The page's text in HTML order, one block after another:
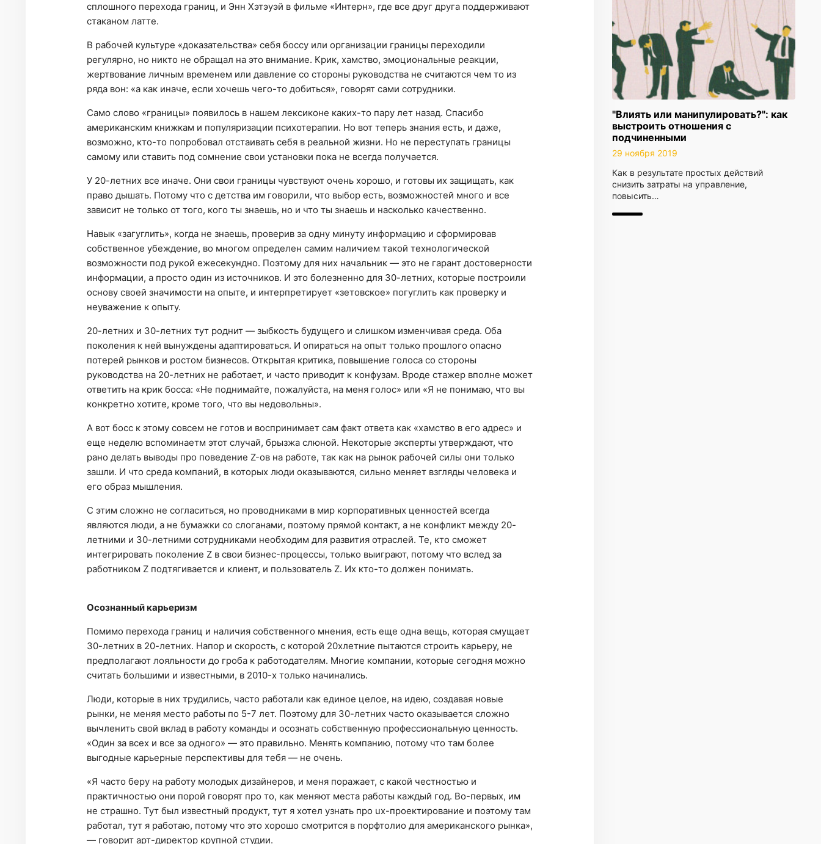
"Влиять или манипулировать?": как
выстроить отношения с
подчиненными
29 ноября 2019
Как в результате простых действий
снизить затраты на управление,
повысить…
сплошного перехода границ, и Энн Хэтэуэй в фильме «Интерн», где все друг друга поддерживают
стаканом латте.
В рабочей культуре «доказательства» себя боссу или организации границы переходили
регулярно, но никто не обращал на это внимание. Крик, хамство, эмоциональные реакции,
жертвование личным временем или давление со стороны руководства не считаются чем то из
ряда вон: «а как иначе, если хочешь чего-то добиться», говорят сами сотрудники.
Само слово «границы» появилось в нашем лексиконе каких-то пару лет назад. Спасибо
американским книжкам и популяризации психотерапии. Но вот теперь знания есть, и даже,
возможно, кто-то попробовал отстаивать себя в реальной жизни. Но не переступать границы
самому или ставить под сомнение свои установки пока не всегда получается.
У 20-летних все иначе. Они свои границы чувствуют очень хорошо, и готовы их защищать, как
право дышать. Потому что с детства им говорили, что выбор есть, возможностей много и все
зависит не только от того, кого ты знаешь, но и что ты знаешь и насколько качественно.
Навык «загуглить», когда не знаешь, проверив за одну минуту информацию и сформировав
собственное убеждение, во многом определен самим наличием такой технологической
возможности под рукой ежесекундно. Поэтому для них начальник — это не гарант достоверности
информации, а просто один из источников. И это болезненно для 30-летних, которые построили
основу своей значимости на опыте, и интерпретирует «зетовское» погуглить как проверку и
неуважение к опыту.
20-летних и 30-летних тут роднит — зыбкость будущего и слишком изменчивая среда. Оба
поколения к ней вынуждены адаптироваться. И опираться на опыт только прошлого опасно
потерей рынков и ростом бизнесов. Открытая критика, повышение голоса со стороны
руководства на 20-летних не работает, и часто приводит к конфузам. Вроде стажер вполне может
ответить на крик босса: «Не поднимайте, пожалуйста, на меня голос» или «Я не понимаю, что вы
конкретно хотите, кроме того, что вы недовольны».
А вот босс к этому совсем не готов и воспринимает сам факт ответа как «хамство в его адрес» и
еще неделю вспоминаетм этот случай, брызжа слюной. Некоторые эксперты утверждают, что
рано делать выводы про поведение Z-ов на работе, так как на рынок рабочей силы они только
зашли. И что среда компаний, в которых люди оказываются, сильно меняет взгляды человека и
его образ мышления.
С этим сложно не согласиться, но проводниками в мир корпоративных ценностей всегда
являются люди, а не бумажки со слоганами, поэтому прямой контакт, а не конфликт между 20-
летними и 30-летними сотрудниками необходим для развития отраслей. Те, кто сможет
интегрировать поколение Z в свои бизнес-процессы, только выиграют, потому что вслед за
работником Z подтягивается и клиент, и пользователь Z. Их кто-то должен понимать.
Осознанный карьеризм
Помимо перехода границ и наличия собственного мнения, есть еще одна вещь, которая смущает
30-летних в 20-летних. Напор и скорость, с которой 20хлетние пытаются строить карьеру, не
предполагают лояльности до гроба к работодателям. Многие компании, которые сегодня можно
считать большими и известными, в 2010-х только начинались.
Люди, которые в них трудились, часто работали как единое целое, на идею, создавая новые
рынки, не меняя место работы по 5-7 лет. Поэтому для 30-летних часто оказывается сложно
вычленить свой вклад в работу команды и осознать собственную профессиональную ценность.
«Один за всех и все за одного» — это правильно. Менять компанию, потому что там более
выгодные карьерные перспективы для тебя — не очень.
«Я часто беру на работу молодых дизайнеров, и меня поражает, с какой честностью и
практичностью они порой говорят про то, как меняют места работы каждый год. Во-первых, им
не страшно. Тут был известный продукт, тут я хотел узнать про ux-проектирование и поэтому там
работал, тут я работаю, потому что это хорошо смотрится в порфтолио для американского рынка»,
— говорит арт-директор крупной студии.